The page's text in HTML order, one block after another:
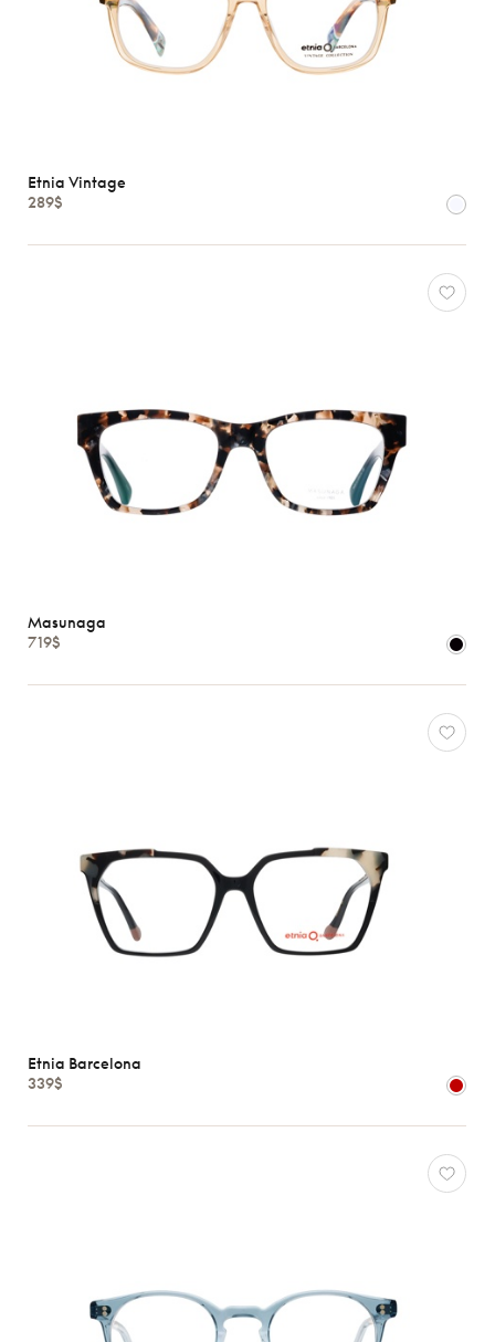
Etnia Vintage
289$
Masunaga
719$
Etnia Barcelona
339$